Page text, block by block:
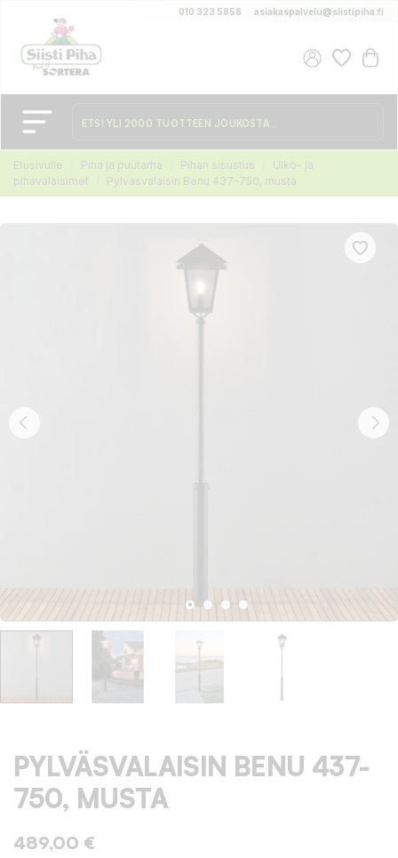
010 323 5858 asiakaspalvelu@siistipiha.fi
Etusivulle Piha ja puutarha Pihan sisustus
Ulko- ja
pihavalaisimet
Pylväsvalaisin Benu 437-750, musta
PYLVÄSVALAISIN BENU 437-
750, MUSTA
489,00 €